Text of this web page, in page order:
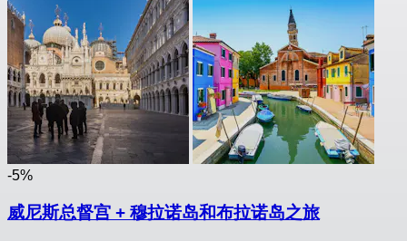
-5%
威尼斯总督宫 + 穆拉诺岛和布拉诺岛之旅